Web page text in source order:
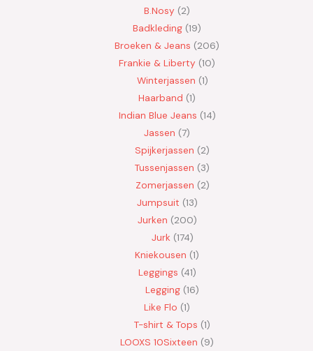
B.Nosy
2
Badkleding 19
Broeken & Jeans
206
Frankie & Liberty 10
Winterjassen 1
Haarband 1
Indian Blue Jeans 14
Jassen 7
Spijkerjassen
2
Tussenjassen
3
Zomerjassen 2
Jumpsuit 13
Jurken 200
Jurk 174
Kniekousen 1
Leggings 41
Legging 16
Like Flo 1
T-shirt & Tops 1
LOOXS 10Sixteen
9